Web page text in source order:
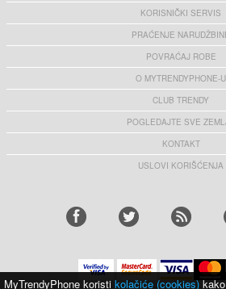
KORISNIČKI SERVIS
PRAĆENJE
POVRAĆAJ ROBE
O MYTRENDYPHONE-U
CLUB TRENDY
POGLEDAJTE SVE
KONTAKT
USLOVI KORIŠĆENJA
MyTrendyPhone koristi kolačiće (cookies)